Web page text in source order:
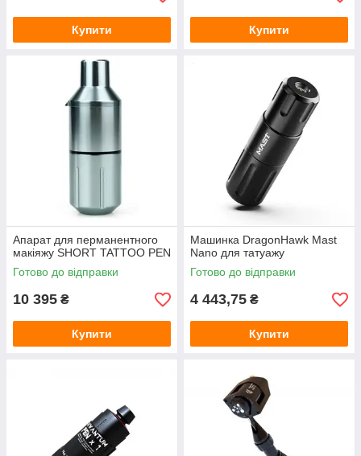
Купити Купити
Апарат для перманентного
макіяжу SHORT TATTOO PEN
Готово до відправки
10 395 ₴
Купити
Машинка DragonHawk Mast
Nano для татуажу
Готово до відправки
4 443,75 ₴
Купити